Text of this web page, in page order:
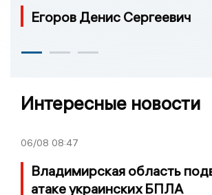
Егоров Денис Сергеевич
Интересные новости
06/08 08:47
Владимирская область
атаке украинских БПЛА